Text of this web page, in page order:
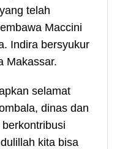
telah
Maccini
Indira bersyukur
Makassar.
selamat
dinas dan
kita bisa